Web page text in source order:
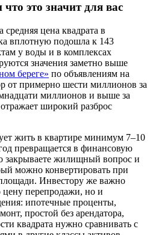
это значит для вас
средняя цена квадрата в
вплотную подошла к 143
у воды и в комплексах
значения заметно выше
береге» по объявлениям на
от примерно шести миллионов за
миллионов и выше за
широкий разброс
жить в квартире минимум 7–10
превращается в финансовую
закрываете жилищный вопрос и
можно конвертировать при
Инвестору же важно
цену перепродажи, но и
ипотечные проценты,
простой без арендатора,
квадрата нужно сравнивать с